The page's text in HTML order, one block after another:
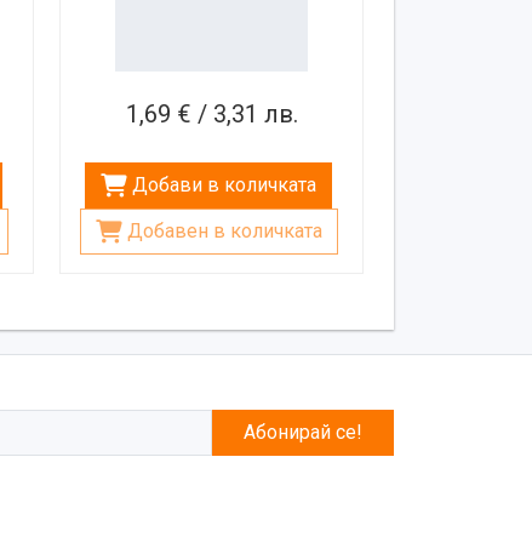
1,69 € / 3,31 лв.
Добави в количката
Добавен в количката
Абонирай се!